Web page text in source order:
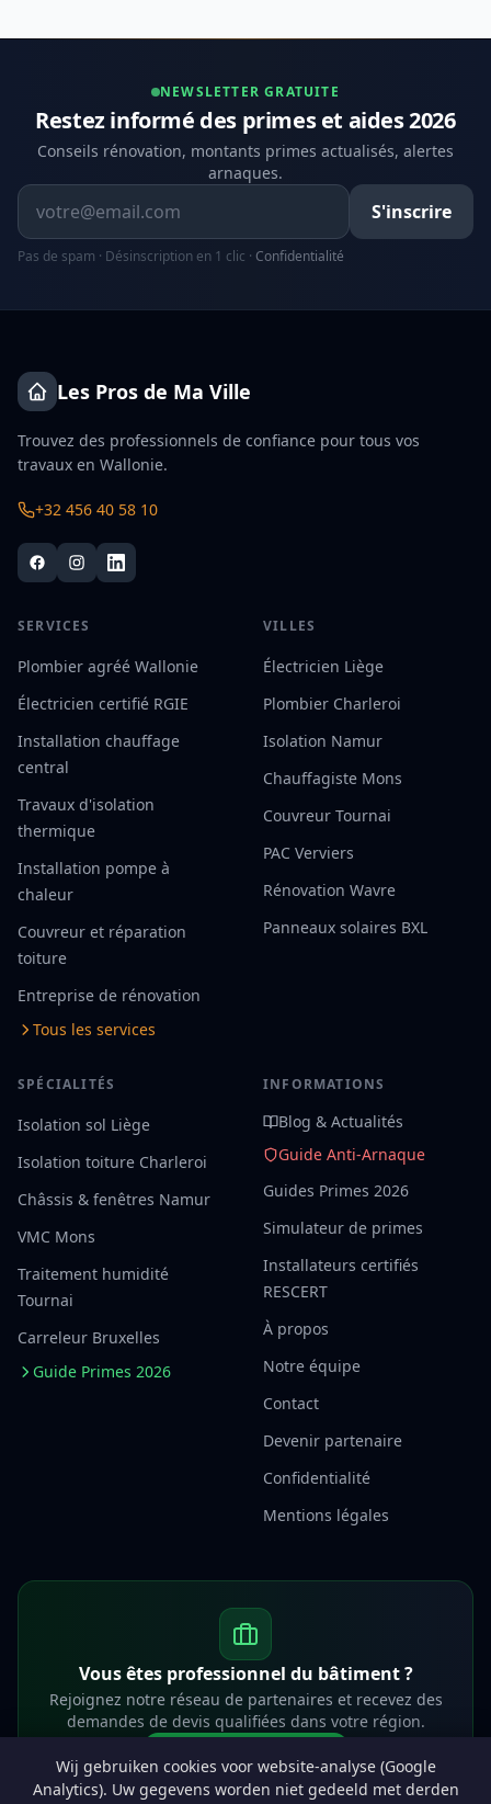
Wij gebruiken cookies voor website-analyse (Google
Analytics). Uw gegevens worden niet gedeeld met derden
NEWSLETTER GRATUITE
Restez informé des primes et aides 2026
Conseils rénovation, montants primes actualisés, alertes
arnaques.
Adresse email
S'inscrire
Pas de spam · Désinscription en 1 clic · Confidentialité
Les Pros de Ma Ville
Trouvez des professionnels de confiance pour tous vos
travaux en Wallonie.
+32 456 40 58 10
SERVICES
Plombier agréé Wallonie
Électricien certifié RGIE
Installation chauffage
central
Travaux d'isolation
thermique
Installation pompe à
chaleur
Couvreur et réparation
toiture
Entreprise de rénovation
Tous les services
VILLES
Électricien Liège
Plombier Charleroi
Isolation Namur
Chauffagiste Mons
Couvreur Tournai
PAC Verviers
Rénovation Wavre
Panneaux solaires BXL
SPÉCIALITÉS
Isolation sol Liège
Isolation toiture Charleroi
Châssis & fenêtres Namur
VMC Mons
Traitement humidité
Tournai
Carreleur Bruxelles
Guide Primes 2026
INFORMATIONS
Blog & Actualités
Guide Anti-Arnaque
Guides Primes 2026
Simulateur de primes
Installateurs certifiés
RESCERT
À propos
Notre équipe
Contact
Devenir partenaire
Confidentialité
Mentions légales
Vous êtes professionnel du bâtiment ?
Rejoignez notre réseau de partenaires et recevez des
demandes de devis qualifiées dans votre région.
info@lesprosdemaville.be